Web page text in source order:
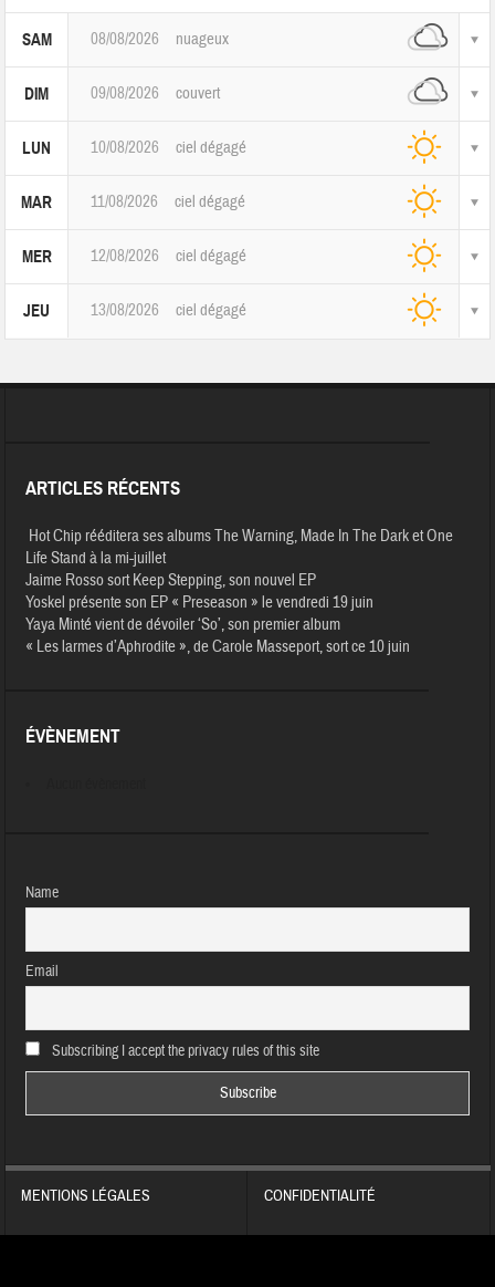
SAM 08/08/2026 nuageux
DIM 09/08/2026 couvert
LUN 10/08/2026 ciel dégagé
MAR 11/08/2026 ciel dégagé
MER 12/08/2026 ciel dégagé
JEU 13/08/2026 ciel dégagé
ARTICLES RÉCENTS
Hot Chip rééditera ses albums The Warning, Made In The Dark et One
Life Stand à la mi-juillet
Jaime Rosso sort Keep Stepping, son nouvel EP
Yoskel présente son EP « Preseason » le vendredi 19 juin
Yaya Minté vient de dévoiler ‘So’, son premier album
« Les larmes d’Aphrodite », de Carole Masseport, sort ce 10 juin
ÉVÈNEMENT
Name
Email
Subscribing I accept the privacy rules of this site
MENTIONS LÉGALES CONFIDENTIALITÉ